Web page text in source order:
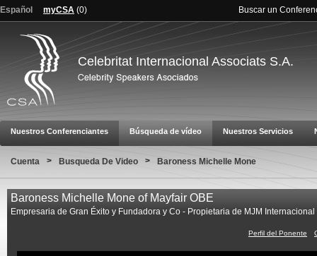
Español myCSA (0) Buscar un
Celebritat Internacional Associats S.A.
Nuestros Conferenciantes Búsqueda de vídeo Nuestros Servicios
Cuenta > Busqueda De Video > Baroness Michelle Mone
Baroness Michelle Mone of Mayfair OBE
Empresaria de Gran Éxito y Fundadora y Co - Propietaria de MJM Internacional
Perfil del Ponente